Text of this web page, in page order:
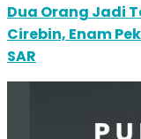
Dua Orang Jadi
Cirebin, Enam
SAR